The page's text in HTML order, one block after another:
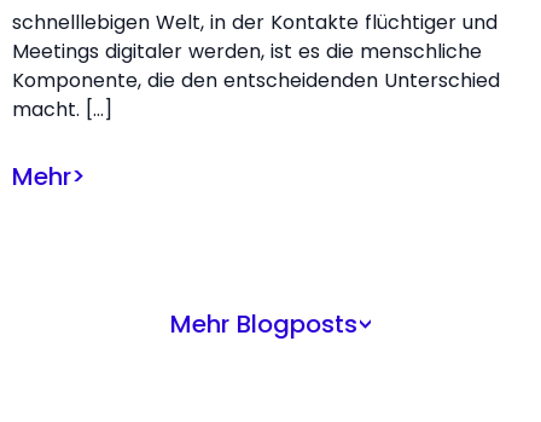
schnelllebigen Welt, in der Kontakte flüchtiger und
Meetings digitaler werden, ist es die menschliche
Komponente, die den entscheidenden Unterschied
macht. […]
Mehr>
Mehr Blogposts>